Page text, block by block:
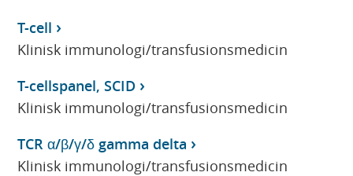
T-cell
Klinisk immunologi/transfusionsmedicin
T-cellspanel, SCID
Klinisk immunologi/transfusionsmedicin
TCR α/β/γ/δ gamma delta
Klinisk immunologi/transfusionsmedicin